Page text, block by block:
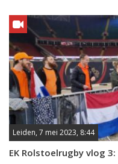
Leiden, 7 mei 2023, 8:44
EK Rolstoelrugby vlog